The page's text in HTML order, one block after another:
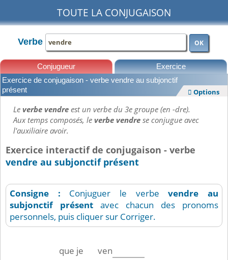
TOUTE LA CONJUGAISON
Verbe OK
Conjugueur Exercice
Leçons
Exercice de conjugaison - verbe vendre au subjonctif
présent
 Options
Leverbe vendreest un verbe du 3e groupe (en -dre).
Aux temps composés, leverbe vendrese conjugue avec
l'auxiliaire avoir.
Exercice interactif de conjugaison - verbe
vendre au subjonctif présent
Consigne : Conjuguer le verbevendre
au
subjonctif présent avec chacun des pronoms
personnels, puis cliquer sur Corriger.
que je
ven